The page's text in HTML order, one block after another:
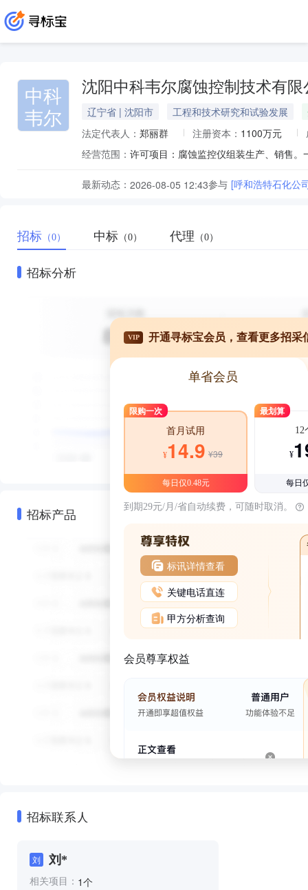
中科
韦尔
沈阳中科韦尔腐蚀控制技术有限
辽宁省 | 沈阳市 工程和技术研究和试验发展
法定代表人： 郑丽群 注册资本： 1100万元
经营范围：
最新动态： 2026-08-05 12:43参与 [呼和浩特石化公
招标 （0） 中标 （0） 代理 （0）
招标分析
招标产品
VIP 开通寻标宝会员，查看更多招采
单省会员
限购一次
首月试用
¥14.9 ¥39
每日仅0.48元
最划算
12
¥
每日
到期29元/月/省自动续费，可随时取消。
标讯详情查看
关键电话直连
甲方分析查询
会员尊享权益
招标联系人
刘 刘*
相关项目： 1个